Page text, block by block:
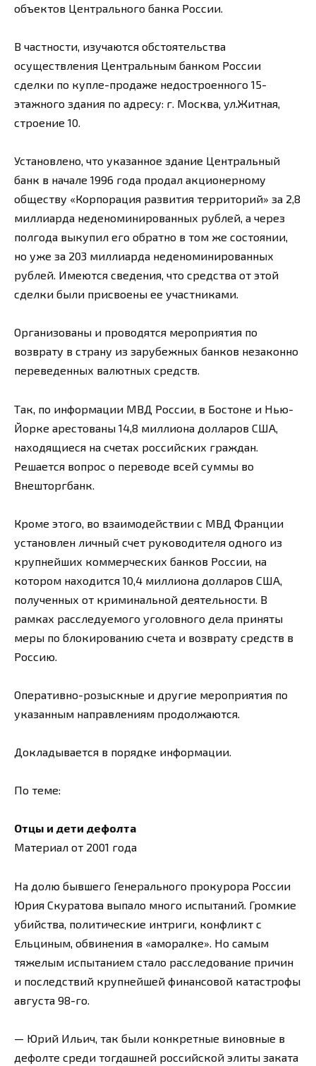
объектов Центрального банка России.
В частности, изучаются обстоятельства
осуществления Центральным банком России
сделки по купле-продаже недостроенного 15-
этажного здания по адресу: г. Москва, ул.Житная,
строение 10.
Установлено, что указанное здание Центральный
банк в начале 1996 года продал акционерному
обществу «Корпорация развития территорий» за 2,8
миллиарда неденоминированных рублей, а через
полгода выкупил его обратно в том же состоянии,
но уже за 203 миллиарда неденоминированных
рублей. Имеются сведения, что средства от этой
сделки были присвоены ее участниками.
Организованы и проводятся мероприятия по
возврату в страну из зарубежных банков незаконно
переведенных валютных средств.
Так, по информации МВД России, в Бостоне и Нью-
Йорке арестованы 14,8 миллиона долларов США,
находящиеся на счетах российских граждан.
Решается вопрос о переводе всей суммы во
Внешторгбанк.
Кроме этого, во взаимодействии с МВД Франции
установлен личный счет руководителя одного из
крупнейших коммерческих банков России, на
котором находится 10,4 миллиона долларов США,
полученных от криминальной деятельности. В
рамках расследуемого уголовного дела приняты
меры по блокированию счета и возврату средств в
Россию.
Оперативно-розыскные и другие мероприятия по
указанным направлениям продолжаются.
Докладывается в порядке информации.
По теме:
Отцы и дети дефолта
Материал от 2001 года
На долю бывшего Генерального прокурора России
Юрия Скуратова выпало много испытаний. Громкие
убийства, политические интриги, конфликт с
Ельциным, обвинения в «аморалке». Но самым
тяжелым испытанием стало расследование причин
и последствий крупнейшей финансовой катастрофы
августа 98-го.
— Юрий Ильич, так были конкретные виновные в
дефолте среди тогдашней российской элиты заката